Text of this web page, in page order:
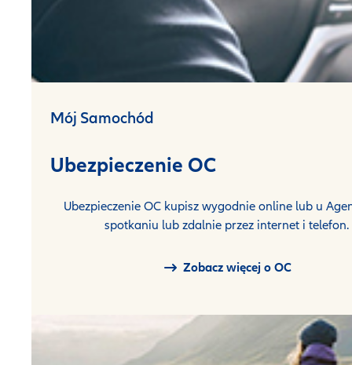
Mój Samochód
Ubezpieczenie OC
Ubezpieczenie OC kupisz wygodnie online lub u
spotkaniu lub zdalnie przez internet i telefon.
Zobacz więcej o OC